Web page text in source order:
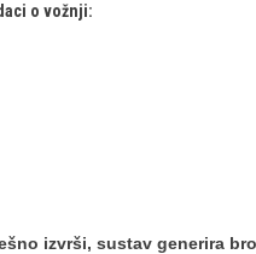
o vožnji:
izvrši, sustav generira